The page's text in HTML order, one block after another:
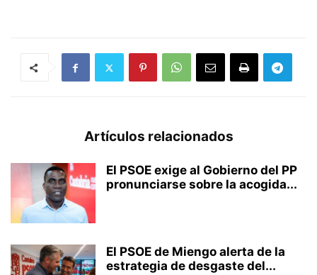
Artículos relacionados
El PSOE exige al Gobierno del PP
pronunciarse sobre la acogida...
El PSOE de Miengo alerta de la
estrategia de desgaste del...